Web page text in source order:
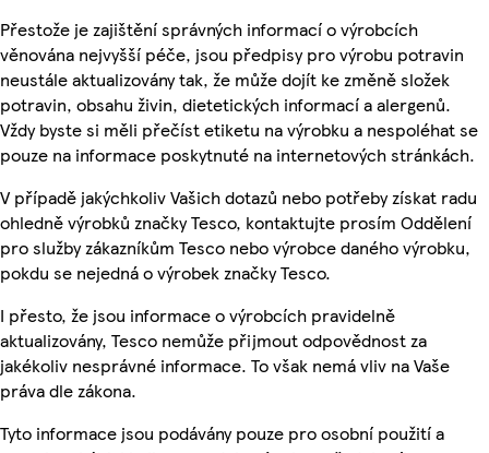
Přestože je zajištění správných informací o výrobcích
věnována nejvyšší péče, jsou předpisy pro výrobu potravin
neustále aktualizovány tak, že může dojít ke změně složek
potravin, obsahu živin, dietetických informací a alergenů.
Vždy byste si měli přečíst etiketu na výrobku a nespoléhat se
pouze na informace poskytnuté na internetových stránkách.
V případě jakýchkoliv Vašich dotazů nebo potřeby získat radu
ohledně výrobků značky Tesco, kontaktujte prosím Oddělení
pro služby zákazníkům Tesco nebo výrobce daného výrobku,
pokdu se nejedná o výrobek značky Tesco.
I přesto, že jsou informace o výrobcích pravidelně
aktualizovány, Tesco nemůže přijmout odpovědnost za
jakékoliv nesprávné informace. To však nemá vliv na Vaše
práva dle zákona.
Tyto informace jsou podávány pouze pro osobní použití a